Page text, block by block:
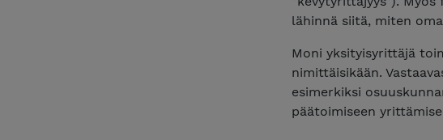
lähinnä siitä, miten
Moni yksityisyrittäjä
nimittäisikään.
esimerkiksi
päätoimiseen